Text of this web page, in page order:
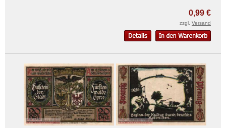
List
Löbau
Lobeda
Löbejün
Lobenstein
0,99 €
zzgl. Versand